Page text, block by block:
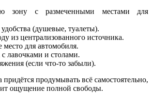
зону с размеченными местами для
(душевые, туалеты).
из централизованного источника.
место для автомобиля.
лавочками и столами.
(если что-то забыли).
продумывать всё самостоятельно,
ощущение полной свободы.